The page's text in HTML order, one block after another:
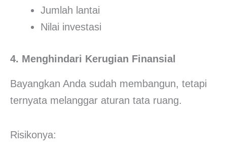
Jumlah lantai
Nilai investasi
4. Menghindari Kerugian Finansial
Bayangkan Anda sudah membangun, tetapi
ternyata melanggar aturan tata ruang.
Risikonya: